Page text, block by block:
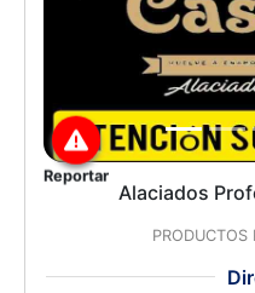
Reportar
Alaciados
PRODUCTOS